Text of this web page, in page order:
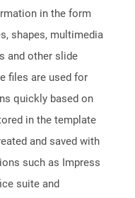
in the form
shapes, multimedia
and other slide
files are used for
quickly based on
in the template
and saved with
such as Impress
suite and